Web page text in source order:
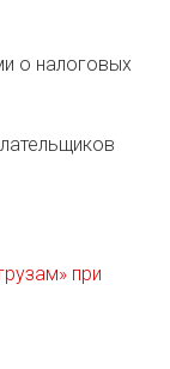
о налоговых
при